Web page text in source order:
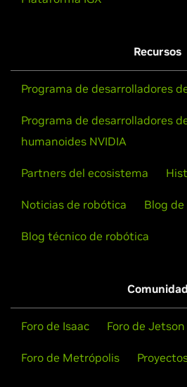
Cómo los robots aprenden
Explore el bucle continuo de la
mundo real de la IA de robots
Recursos
Programa de desarrolladores
Programa de desarrolladores
humanoides NVIDIA
Partners del ecosistema
Noticias de robótica Blog
Blog técnico de robótica
Comunidad
Foro de Isaac Foro de Jetson
Foro de Metrópolis